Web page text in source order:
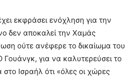
εκφράσει ενόχληση για την
δεν αποκαλεί την Χαμάς
ούτε ανέφερε το δικαίωμα του
Γουάνγκ, για να καλυτερεύσει το
στο Ισραήλ ότι «όλες οι χώρες